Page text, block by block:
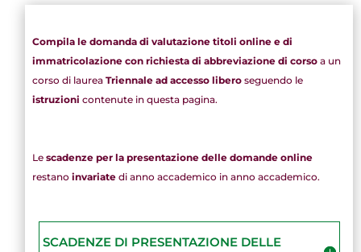
Compila le domanda di valutazione titoli online e di
immatricolazione con richiesta di abbreviazione di corso a un
corso di laurea Triennale ad accesso liberoseguendo le
istruzioni contenute in questa pagina.
Le scadenze per la presentazione delle domande online
restano invariatedi anno accademico in anno accademico.
SCADENZE DI PRESENTAZIONE DELLE